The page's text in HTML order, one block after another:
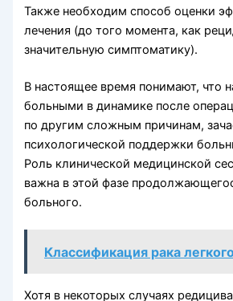
Также необходим способ оценки
лечения (до того момента, как
значительную симптоматику).
В настоящее время понимают, что
больными в динамике после
по другим сложным причинам,
психологической поддержки
Роль клинической медицинской
важна в этой фазе
больного.
Классификация рака
Хотя в некоторых случаях